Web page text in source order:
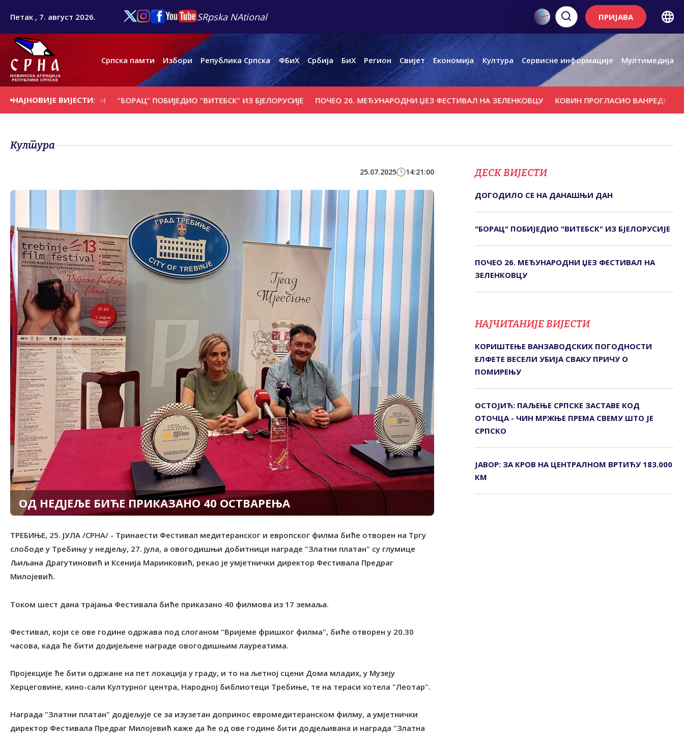
Петак , 7. август 2026. SRpska NAtional ПРИЈАВА
Српска памти Избори Република Српска ФБиХ Србија БиХ Регион Свијет Економија Култура Сервисне информације Мултимедија
НАЈНОВИЈЕ ВИЈЕСТИ:
НА ДАНАШЊИ ДАН "БОРАЦ" ПОБИЈЕДИО "ВИТЕБСК" ИЗ БЈЕЛОРУСИЈЕ ПОЧЕО 26. МЕЂУНАРОДНИ ЏЕЗ ФЕСТИВАЛ НА ЗЕЛЕНКОВЦУ КОВИН ПРОГЛАСИО ВАНРЕДНО СТАЊЕ
Култура
25.07.2025 14:21:00
ОД НЕДЈЕЉЕ БИЋЕ ПРИКАЗАНО 40 ОСТВАРЕЊА
ТРЕБИЊЕ, 25. ЈУЛА /СРНА/ - Тринаести Фестивал медитеранског и европског филма биће отворен на Tргу
слободе у Tребињу у недјељу, 27. јула, а овогодишњи добитници награде "Златни платан" су глумице
Љиљана Драгутиновић и Ксенија Маринковић, рекао је умјетнички директор Фестивала Предраг
Милојевић.
Tоком шест дана трајања Фестивала биће приказано 40 филмова из 17 земаља.
Фестивал, који се ове године одржава под слоганом "Вријеме фришког филма", биће отворен у 20.30
часова, када ће бити додијељене награде овогодишњим лауреатима.
Пројекције ће бити одржане на пет локација у граду, и то на љетној сцени Дома младих, у Музеју
Херцеговине, кино-сали Културног центра, Народној библиотеци Tребиње, те на тераси хотела "Леотар".
Награда "Златни платан" додјељује се за изузетан допринос евромедитеранском филму, а умјетнички
директор Фестивала Предраг Милојевић каже да ће од ове године бити додјељивана и награда "Златна
ДЕСК ВИЈЕСТИ
ДОГОДИЛО СЕ НА ДАНАШЊИ ДАН
"БОРАЦ" ПОБИЈЕДИО "ВИТЕБСК" ИЗ БЈЕЛОРУСИЈЕ
ПОЧЕО 26. МЕЂУНАРОДНИ ЏЕЗ ФЕСТИВАЛ НА
ЗЕЛЕНКОВЦУ
НАЈЧИТАНИЈЕ ВИЈЕСТИ
КОРИШТЕЊЕ ВАНЗАВОДСКИХ ПОГОДНОСТИ
ЕЛФЕТЕ ВЕСЕЛИ УБИЈА СВАКУ ПРИЧУ О
ПОМИРЕЊУ
ОСТОЈИЋ: ПАЉЕЊЕ СРПСКЕ ЗАСТАВЕ КОД
ОТОЧЦА - ЧИН МРЖЊЕ ПРЕМА СВЕМУ ШТО ЈЕ
СРПСКО
ЈАВОР: ЗА КРОВ НА ЦЕНТРАЛНОМ ВРТИЋУ 183.000
КМ